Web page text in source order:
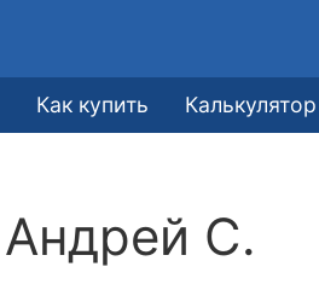
Как купить Калькулятор
Андрей С.